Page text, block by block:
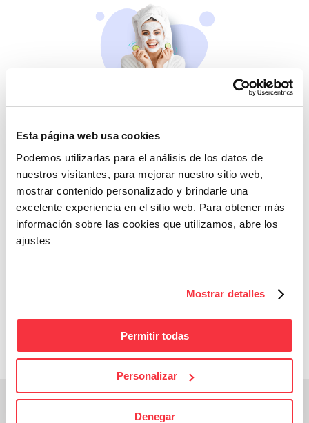
Esta página web usa cookies
Podemos utilizarlas para el análisis de los datos de
nuestros visitantes, para mejorar nuestro sitio web,
mostrar contenido personalizado y brindarle una
excelente experiencia en el sitio web. Para obtener más
información sobre las cookies que utilizamos, abre los
ajustes
Mostrar detalles
Permitir todas
Personalizar
Denegar
Si no te mimas tú…
llévatelos
En un segundo, la encuentras.